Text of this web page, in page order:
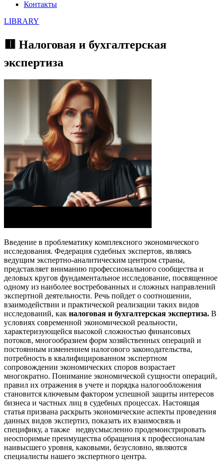
Контакты
LIBRARY
🟥 Налоговая и бухгалтерская
экспертиза
Введение в проблематику комплексного экономического
исследования. Федерация судебных экспертов, являясь
ведущим экспертно-аналитическим центром страны,
представляет вниманию профессионального сообщества и
деловых кругов фундаментальное исследование, посвященное
одному из наиболее востребованных и сложных направлений
экспертной деятельности. Речь пойдет о соотношении,
взаимодействии и практической реализации таких видов
исследований, как налоговая и бухгалтерская экспертиза. В
условиях современной экономической реальности,
характеризующейся высокой сложностью финансовых
потоков, многообразием форм хозяйственных операций и
постоянным изменением налогового законодательства,
потребность в квалифицированном экспертном
сопровождении экономических споров возрастает
многократно. Понимание экономической сущности операций,
правил их отражения в учете и порядка налогообложения
становится ключевым фактором успешной защиты интересов
бизнеса и частных лиц в судебных процессах. Настоящая
статья призвана раскрыть экономические аспекты проведения
данных видов экспертиз, показать их взаимосвязь и
специфику, а также недвусмысленно продемонстрировать
неоспоримые преимущества обращения к профессионалам
наивысшего уровня, каковыми, безусловно, являются
специалисты нашего экспертного центра.